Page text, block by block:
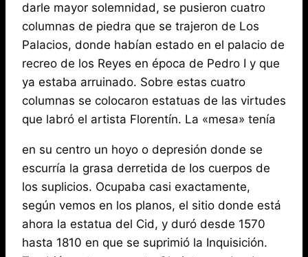
darle mayor solemnidad, se pusieron cuatro
columnas de piedra que se trajeron de Los
Palacios, donde habían estado en el palacio de
recreo de los Reyes en época de Pedro I y que
ya estaba arruinado. Sobre estas cuatro
columnas se colocaron estatuas de las virtudes
que labró el artista Florentín. La «mesa» tenía
en su centro un hoyo o depresión donde se
escurría la grasa derretida de Ios cuerpos de
los suplicios. Ocupaba casi exactamente,
según vemos en los planos, el sitio donde está
ahora la estatua del Cid, y duró desde 1570
hasta 1810 en que se suprimió la Inquisición.